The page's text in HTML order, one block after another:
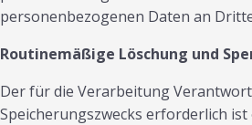
personenbezogenen Daten an
Routinemäßige Löschung und
Der für die Verarbeitung
Speicherungszwecks erforderlich